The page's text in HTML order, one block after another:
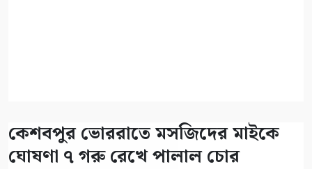
কেশবপুর ভোররাতে মসজিদের মাইকে
ঘোষণা ৭ গরু রেখে পালাল চোর